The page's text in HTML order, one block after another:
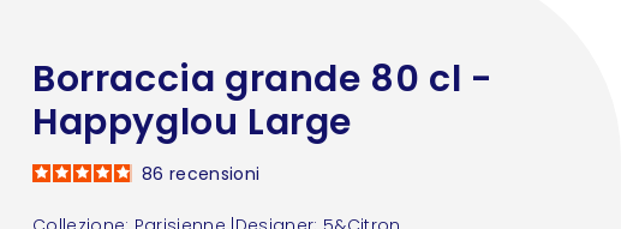
Borraccia grande 80 cl -
Happyglou Large
86 recensioni